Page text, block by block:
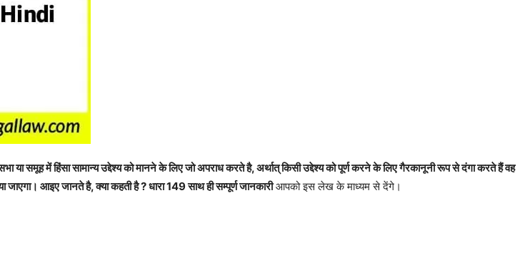
या समूह में हिंसा सामान्य उद्देश्य को मानने के लिए जो अपराध करते है, अर्थात् किसी उद्देश्य को पूर्ण करने के लिए गैरकानूनी रूप से दंगा करते हैं वह
जाएगा। आइए जानते है, क्या कहती है ? धारा 149 साथ ही सम्पूर्ण जानकारीआपको इस लेख के माध्यम से देंगे।